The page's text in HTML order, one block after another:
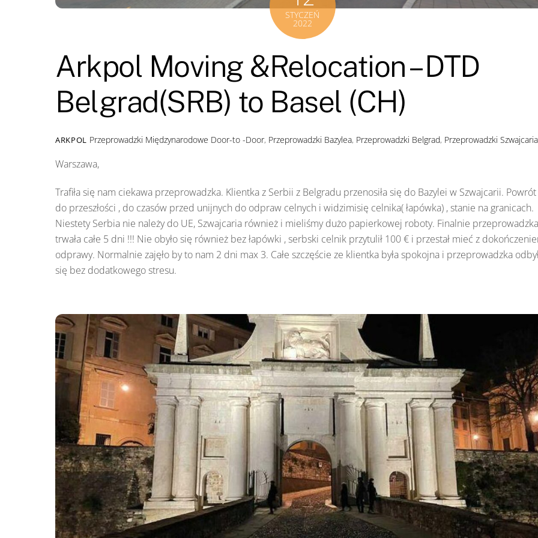
STYCZEŃ
2022
Arkpol Moving &Relocation – DTD
Belgrad(SRB) to Basel (CH)
ARKPOL Przeprowadzki Międzynarodowe Door-to -Door, Przeprowadzki Bazylea, Przeprowadzki Belgrad, Przeprowadzki Szwajcaria
Warszawa,
Trafiła się nam ciekawa przeprowadzka. Klientka z Serbii z Belgradu przenosiła się do Bazylei w Szwajcarii. Powrót
do przeszłości , do czasów przed unijnych do odpraw celnych i widzimisię celnika( łapówka) , stanie na granicach.
Niestety Serbia nie należy do UE, Szwajcaria również i mieliśmy dużo papierkowej roboty. Finalnie przeprowadzka
trwała całe 5 dni !!! Nie obyło się również bez łapówki , serbski celnik przytulił 100 € i przestał mieć z
odprawy. Normalnie zajęło by to nam 2 dni max 3. Całe szczęście ze klientka była spokojna i przeprowadzka
się bez dodatkowego stresu.